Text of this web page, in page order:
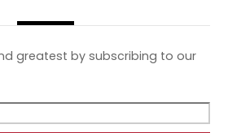
greatest by subscribing to our